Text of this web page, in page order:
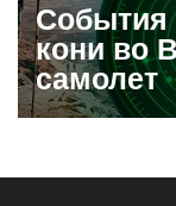
События
кони во
самолет